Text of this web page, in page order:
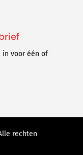
in voor één of
rechten